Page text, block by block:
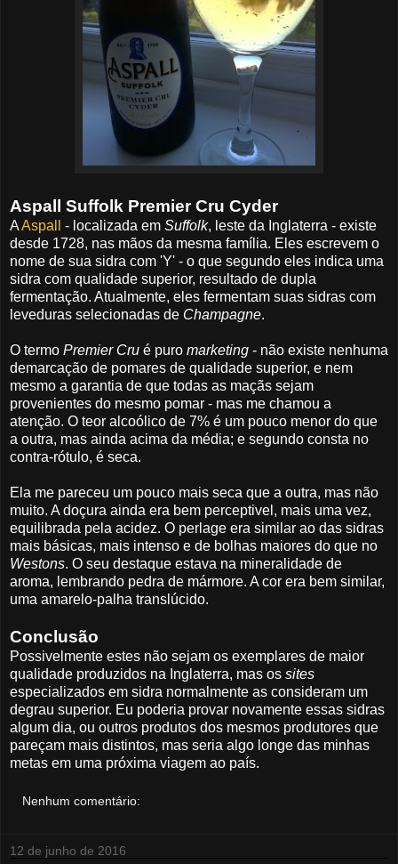
Aspall Suffolk Premier Cru Cyder
AAspall - localizada em Suffolk, leste da Inglaterra - existe
desde 1728, nas mãos da mesma família. Eles escrevem o
nome de sua sidra com 'Y' - o que segundo eles indica uma
sidra com qualidade superior, resultado de dupla
fermentação. Atualmente, eles fermentam suas sidras com
leveduras selecionadas de Champagne.
O termo Premier Cru é puro marketing - não existe nenhuma
demarcação de pomares de qualidade superior, e nem
mesmo a garantia de que todas as maçãs sejam
provenientes do mesmo pomar - mas me chamou a
atenção. O teor alcoólico de 7% é um pouco menor do que
a outra, mas ainda acima da média; e segundo consta no
contra-rótulo, é seca.
Ela me pareceu um pouco mais seca que a outra, mas não
muito. A doçura ainda era bem perceptivel, mais uma vez,
equilibrada pela acidez. O perlage era similar ao das sidras
mais básicas, mais intenso e de bolhas maiores do que no
Westons. O seu destaque estava na mineralidade de
aroma, lembrando pedra de mármore. A cor era bem similar,
uma amarelo-palha translúcido.
Conclusão
Possivelmente estes não sejam os exemplares de maior
qualidade produzidos na Inglaterra, mas os sites
especializados em sidra normalmente as consideram um
degrau superior. Eu poderia provar novamente essas sidras
algum dia, ou outros produtos dos mesmos produtores que
pareçam mais distintos, mas seria algo longe das minhas
metas em uma próxima viagem ao país.
Nenhum comentário:
12 de junho de 2016